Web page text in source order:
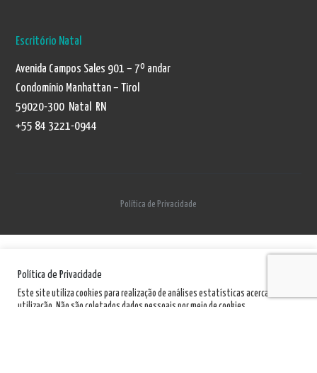
Escritório Natal
Avenida Campos Sales 901 – 7º andar
Condomínio Manhattan – Tirol
59020-300 Natal RN
+55 84 3221-0944
Política de Privacidade
Política de Privacidade
Este site utiliza cookies para realização de análises estatísticas acerca de sua
utilização. Não são coletados dados pessoais por meio de cookies.